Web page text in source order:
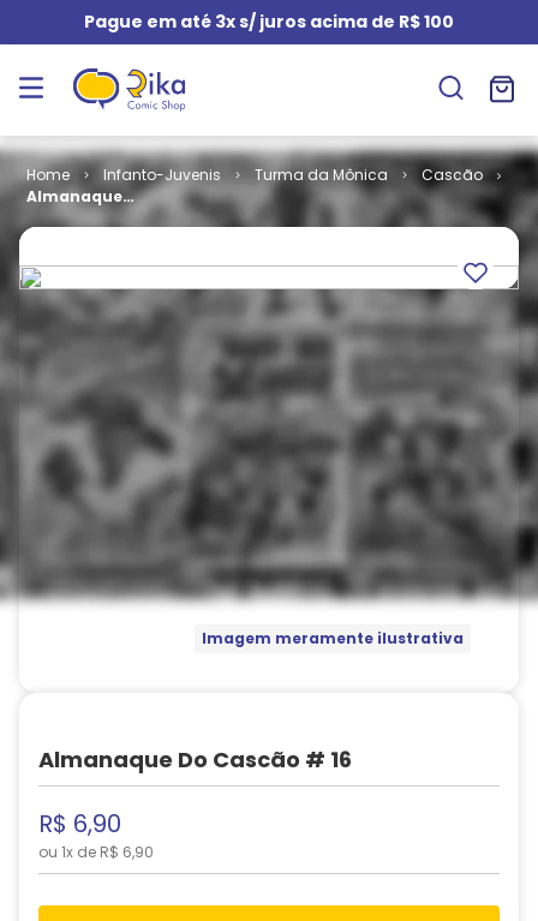
Pague em até 3x s/ juros acima de R$ 100
Infanto-Juvenis Turma da Mônica
Cascão
Almanaque
do Cascão #
Imagem meramente ilustrativa
Almanaque Do Cascão # 16
R$ 6,90
ou 1x de R$ 6,90